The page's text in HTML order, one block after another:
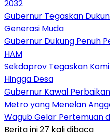
2032
Gubernur Tegaskan
Generasi Muda
Gubernur Dukung Penuh
HAM
Sekdaprov Tegaskan
Hingga Desa
Gubernur Kawal
Metro yang Menelan
Wagub Gelar Pertemuan
Berita ini 27 kali dibaca